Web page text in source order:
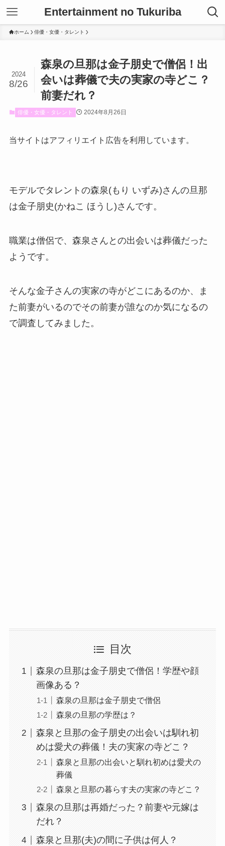
Entertainment no Tukuriba
ホーム 俳優・女優・タレント
森泉の旦那は金子朋史で僧侶！出
会いは葬儀で夫の実家の寺どこ？
前妻だれ？
2024
8/26
俳優・女優・タレント 2024年8月26日
当サイトはアフィリエイト広告を利用しています。
モデルでタレントの森泉(もり いずみ)さんの旦那
は金子朋史(かねこ ほうし)さんです。
職業は僧侶で、森泉さんとの出会いは葬儀だった
ようです。
そんな金子さんの実家の寺がどこにあるのか、ま
た前妻がいるのでその前妻が誰なのか気になるの
で調査してみました。
目次
森泉の旦那は金子朋史で僧侶！学歴や顔
画像ある？
森泉の旦那は金子朋史で僧侶
森泉の旦那の学歴は？
森泉と旦那の金子朋史の出会いは馴れ初
めは愛犬の葬儀！夫の実家の寺どこ？
森泉と旦那の出会いと馴れ初めは愛犬の
葬儀
森泉と旦那の暮らす夫の実家の寺どこ？
森泉の旦那は再婚だった？前妻や元嫁は
だれ？
森泉と旦那(夫)の間に子供は何人？